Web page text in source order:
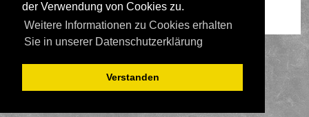
der Verwendung von Cookies zu.
Weitere Informationen zu Cookies erhalten
Sie in unserer Datenschutzerklärung
Verstanden
Google [Bot]